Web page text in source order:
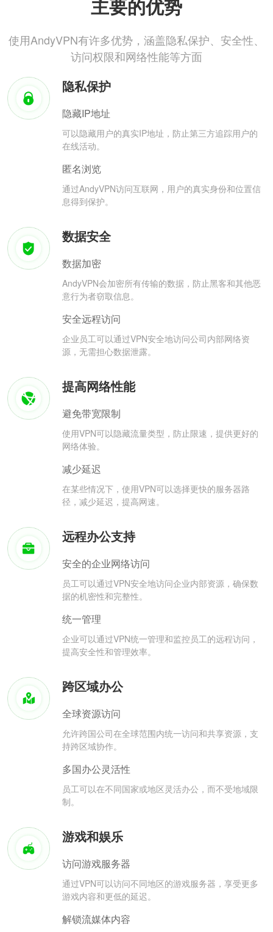
主要的优势
使用AndyVPN有许多优势，涵盖隐私保护、安全性、
访问权限和网络性能等方面
隐私保护
隐藏IP地址
可以隐藏用户的真实IP地址，防止第三方追踪用户的
在线活动。
匿名浏览
通过AndyVPN访问互联网，用户的真实身份和位置信
息得到保护。
数据安全
数据加密
AndyVPN会加密所有传输的数据，防止黑客和其他恶
意行为者窃取信息。
安全远程访问
企业员工可以通过VPN安全地访问公司内部网络资
源，无需担心数据泄露。
提高网络性能
避免带宽限制
使用VPN可以隐藏流量类型，防止限速，提供更好的
网络体验。
减少延迟
在某些情况下，使用VPN可以选择更快的服务器路
径，减少延迟，提高网速。
远程办公支持
安全的企业网络访问
员工可以通过VPN安全地访问企业内部资源，确保数
据的机密性和完整性。
统一管理
企业可以通过VPN统一管理和监控员工的远程访问，
提高安全性和管理效率。
跨区域办公
全球资源访问
允许跨国公司在全球范围内统一访问和共享资源，支
持跨区域协作。
多国办公灵活性
员工可以在不同国家或地区灵活办公，而不受地域限
制。
游戏和娱乐
访问游戏服务器
通过VPN可以访问不同地区的游戏服务器，享受更多
游戏内容和更低的延迟。
解锁流媒体内容